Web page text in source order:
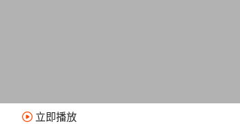
立即播放